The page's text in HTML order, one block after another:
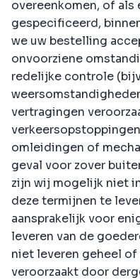
overeenkomen, of als
gespecificeerd,
we uw bestelling
onvoorziene
redelijke controle
vertragingen
omleidingen of
geval voor zover
zijn wij mogelijk niet
deze termijnen te
aansprakelijk voor
leveren van de
niet leveren geheel
veroorzaakt door